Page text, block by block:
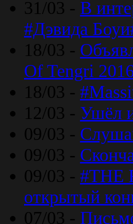
31/03 - В
#Дэвида
18/03 -
Of Tengri
18/03 -
12/03 - Ушёл
09/03 -
09/03 -
09/03 - #THE
открытый
07/03 -